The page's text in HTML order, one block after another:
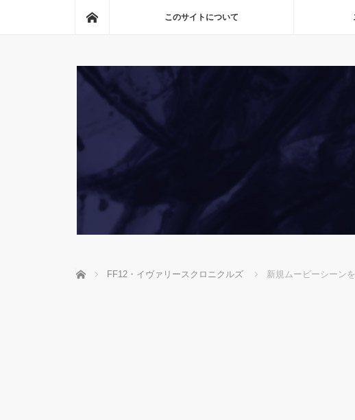
このサイトについて
ホーム FF12・イヴァリースクロニクルズ 新規ムービーシーン